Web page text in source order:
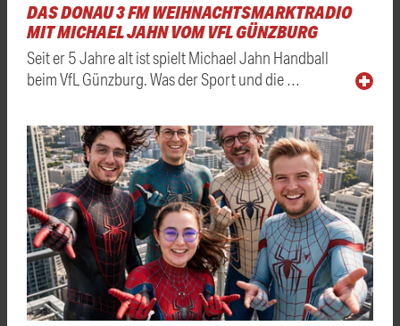
DAS DONAU 3 FM WEIHNACHTSMARKTRADIO
MIT MICHAEL JAHN VOM VFL GÜNZBURG
Seit er 5 Jahre alt ist spielt Michael Jahn Handball
beim VfL Günzburg. Was der Sport und die …